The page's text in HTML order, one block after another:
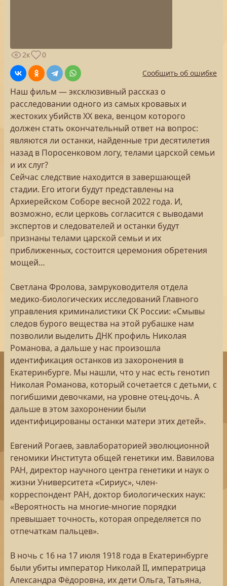
2к
0
Сообщить об ошибке
Наш фильм — эксклюзивный рассказ о
расследовании одного из самых кровавых и
жестоких убийств XX века, венцом которого
должен стать окончательный ответ на вопрос:
являются ли останки, найденные три десятилетия
назад в Поросенковом логу, телами царской семьи
и их слуг?
Сейчас следствие находится в завершающей
стадии. Его итоги будут представлены на
Архиерейском Соборе весной 2022 года. И,
возможно, если церковь согласится с выводами
экспертов и следователей и останки будут
признаны телами царской семьи и их
приближенных, состоится церемония обретения
мощей…
Светлана Фролова, замруководителя отдела
медико-биологических исследований Главного
управления криминалистики СК России: «Смывы
следов бурого вещества на этой рубашке нам
позволили выделить ДНК профиль Николая
Романова, а дальше у нас произошла
идентификация останков из захоронения в
Екатеринбурге. Мы нашли, что у нас есть генотип
Николая Романова, который сочетается с детьми, с
погибшими девочками, на уровне отец-дочь. А
дальше в этом захоронении были
идентифицированы останки матери этих детей».
Евгений Рогаев, завлабораторией эволюционной
геномики Института общей генетики им. Вавилова
РАН, директор научного центра генетики и наук о
жизни Университета «Сириус», член-
корреспондент РАН, доктор биологических наук:
«Вероятность на многие-многие порядки
превышает точность, которая определяется по
отпечаткам пальцев».
В ночь с 16 на 17 июля 1918 года в Екатеринбурге
были убиты император Николай II, императрица
Александра Фёдоровна, их дети Ольга, Татьяна,